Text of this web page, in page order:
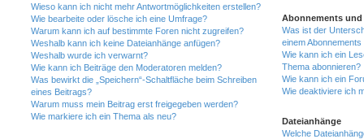
Wieso kann ich nicht mehr Antwortmöglichkeiten erstellen?
Wie bearbeite oder lösche ich eine Umfrage?
Warum kann ich auf bestimmte Foren nicht zugreifen?
Weshalb kann ich keine Dateianhänge anfügen?
Weshalb wurde ich verwarnt?
Wie kann ich Beiträge den Moderatoren melden?
Was bewirkt die „Speichern“-Schaltfläche beim Schreiben
eines Beitrags?
Warum muss mein Beitrag erst freigegeben werden?
Wie markiere ich ein Thema als neu?
Abonnements und
Was ist der
einem
Wie kann ich ein
Thema abonnieren?
Wie kann ich ein
Wie deaktiviere ich
Dateianhänge
Welche